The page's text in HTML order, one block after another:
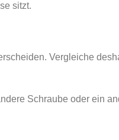
sitzt.
Vergleiche
Schraube oder ein